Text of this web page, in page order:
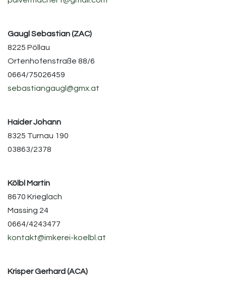
Gaugl Sebastian (ZAC)
8225 Pöllau
Ortenhofenstraße 88/6
0664/75026459
sebastiangaugl@gmx.at
Haider Johann
8325 Turnau 190
03863/2378
Kölbl Martin
8670 Krieglach
Massing 24
0664/4243477
kontakt@imkerei-koelbl.at
Krisper Gerhard (ACA)